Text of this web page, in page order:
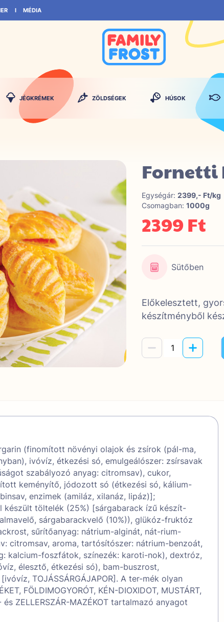
MÉDIA
JÉGKRÉMEK ZÖLDSÉGEK HÚSOK
Fornetti
Egységár: 2399,- Ft/kg
Csomagban: 1000g
2399 Ft
Sütőben
Előkelesztett,
készítményből
(finomított növényi olajok és zsírok (pál-ma,
ivóvíz, étkezési só, emulgeálószer: zsírsavak
szabályozó anyag: citromsav), cukor,
keményítő, jódozott só (étkezési só, kálium-
enzimek (amiláz, xilanáz, lipáz)];
készült töltelék (25%) [sárgabarack ízű készít-
sárgabarackvelő (10%)), glükóz-fruktóz
sűrítőanyag: nátrium-alginát, nát-rium-
citromsav, aroma, tartósítószer: nátrium-benzoát,
kalcium-foszfátok, színezék: karoti-nok), dextróz,
élesztő, étkezési só), bam-buszrost,
TOJÁSSÁRGÁJAPOR]. A ter-mék olyan
FÖLDIMOGYORÓT, KÉN-DIOXIDOT, MUSTÁRT,
és ZELLERSZÁR-MAZÉKOT tartalmazó anyagot